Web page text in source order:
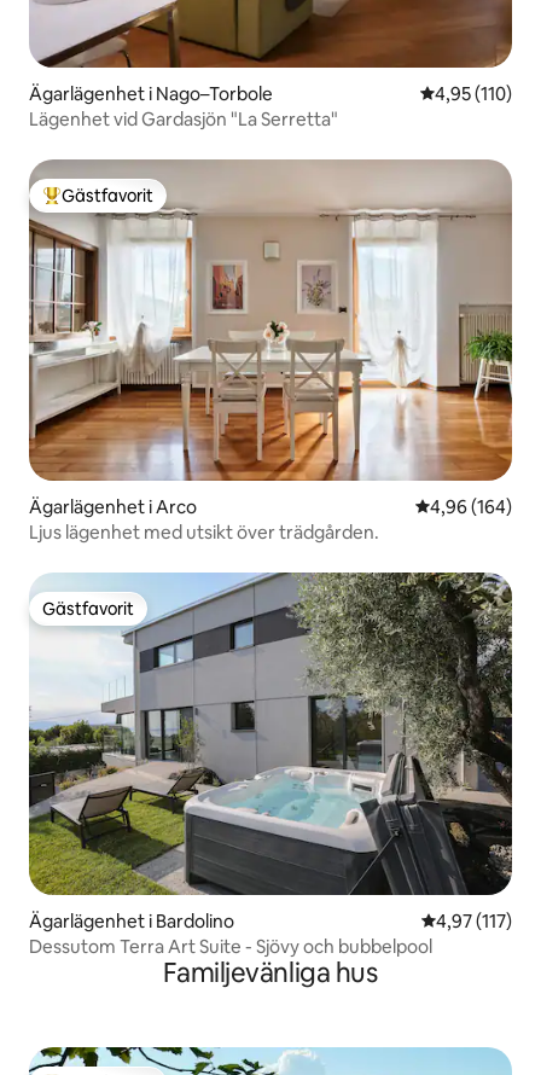
Ägarlägenhet i Nago–Torbole 4,95 av 5 i
4,95 (110)
Lägenhet vid Gardasjön "La Serretta"
Populär gästfavorit
Gästfavorit
Ägarlägenhet i Arco 4,96 av 5 i
4,96 (164)
Ljus lägenhet med utsikt över trädgården.
Gästfavorit
Gästfavorit
Ägarlägenhet i Bardolino 4,97 av 5 i
4,97 (117)
Dessutom Terra Art Suite - Sjövy och bubbelpool
Familjevänliga hus